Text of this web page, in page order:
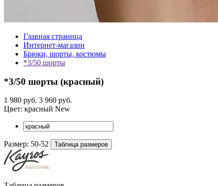
Главная страница
Интернет-магазин
Брюки, шорты, костюмы
*3/50 шорты
*3/50 шорты (красный)
1 980 руб. 3 960 руб.
Цвет: красный New
Размер: 50-52 Таблица размеров